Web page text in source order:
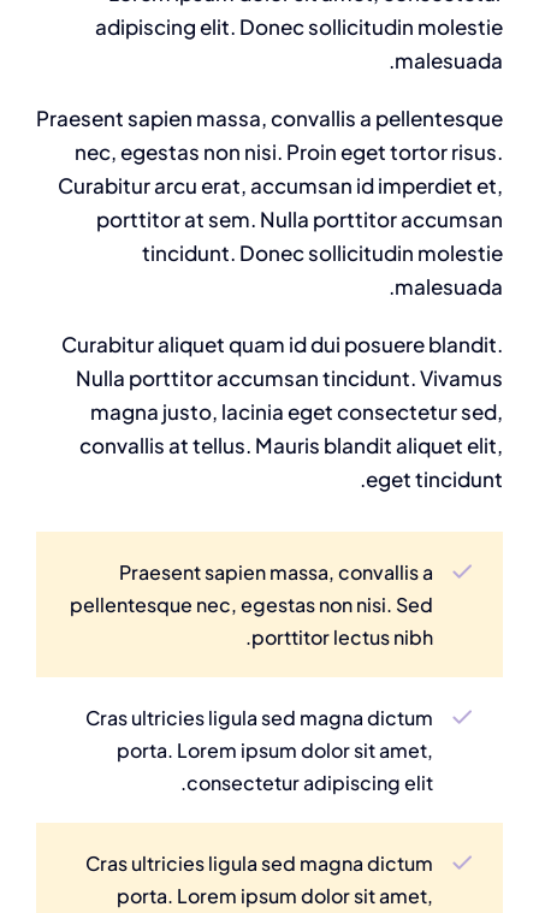
adipiscing elit. Donec sollicitudin molestie
malesuada.
Praesent sapien massa, convallis a pellentesque
nec, egestas non nisi. Proin eget tortor risus.
Curabitur arcu erat, accumsan id imperdiet et,
porttitor at sem. Nulla porttitor accumsan
tincidunt. Donec sollicitudin molestie
malesuada.
Curabitur aliquet quam id dui posuere blandit.
Nulla porttitor accumsan tincidunt. Vivamus
magna justo, lacinia eget consectetur sed,
convallis at tellus. Mauris blandit aliquet elit,
eget tincidunt.
Praesent sapien massa, convallis a
pellentesque nec, egestas non nisi. Sed
porttitor lectus nibh.
Cras ultricies ligula sed magna dictum
porta. Lorem ipsum dolor sit amet,
consectetur adipiscing elit.
Cras ultricies ligula sed magna dictum
porta. Lorem ipsum dolor sit amet,